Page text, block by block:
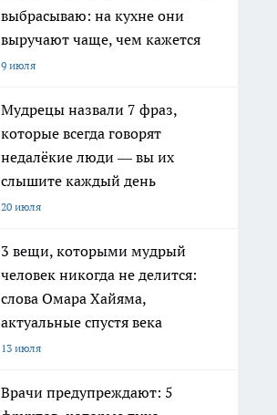
выбрасываю: на кухне они
выручают чаще, чем кажется
9 июля
Мудрецы назвали 7 фраз,
которые всегда говорят
недалёкие люди — вы их
слышите каждый день
20 июля
3 вещи, которыми мудрый
человек никогда не делится:
слова Омара Хайяма,
актуальные спустя века
13 июля
Врачи предупреждают: 5